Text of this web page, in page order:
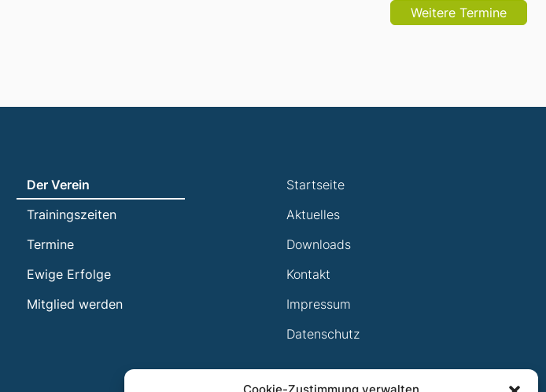
Weitere Termine
Der Verein
Trainingszeiten
Termine
Ewige Erfolge
Mitglied werden
Startseite
Aktuelles
Downloads
Kontakt
Impressum
Datenschutz